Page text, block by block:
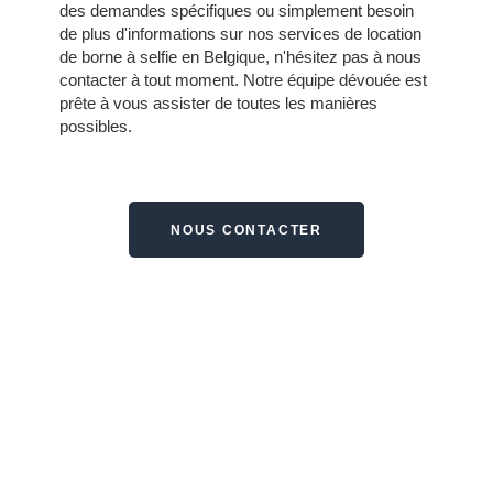
des demandes spécifiques ou simplement besoin
de plus d'informations sur nos services de location
de borne à selfie en Belgique, n'hésitez pas à nous
contacter à tout moment. Notre équipe dévouée est
prête à vous assister de toutes les manières
possibles.
NOUS CONTACTER